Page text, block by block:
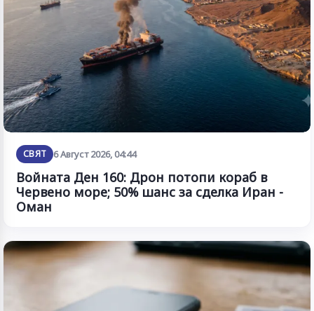
СВЯТ 6 Август 2026, 04:44
Войната Ден 160: Дрон потопи кораб в
Червено море; 50% шанс за сделка Иран -
Оман